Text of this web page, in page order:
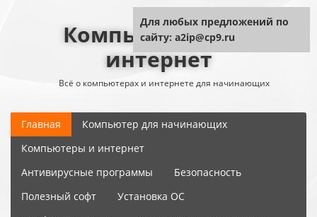
Компьютер плюс
интернет
Всё о компьютерах и интернете для начинающих
Главная
Компьютер для начинающих
Компьютеры и интернет
Антивирусные программы
Безопасность
Полезный софт
Установка ОС
Для любых предложений по
сайту: a2ip@cp9.ru